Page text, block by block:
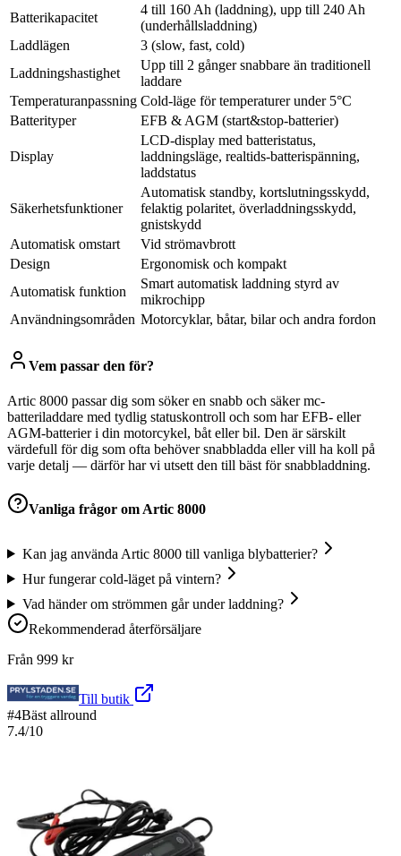
Batterikapacitet
4 till 160 Ah (laddning), upp till 240 Ah
(underhållsladdning)
Laddlägen
3 (slow, fast, cold)
Laddningshastighet
Upp till 2 gånger snabbare än traditionell
laddare
Temperaturanpassning Cold-läge för temperaturer under 5°C
Batterityper
EFB & AGM (start&stop-batterier)
Display
LCD-display med batteristatus,
laddningsläge, realtids-batterispänning,
laddstatus
Säkerhetsfunktioner
Automatisk standby, kortslutningsskydd,
felaktig polaritet, överladdningsskydd,
gnistskydd
Automatisk omstart
Vid strömavbrott
Design
Ergonomisk och kompakt
Automatisk funktion
Smart automatisk laddning styrd av
mikrochipp
Användningsområden Motorcyklar, båtar, bilar och andra fordon
Vem passar den för?
Artic 8000 passar dig som söker en snabb och säker mc-
batteriladdare med tydlig statuskontroll och som har EFB- eller
AGM-batterier i din motorcykel, båt eller bil. Den är särskilt
värdefull för dig som ofta behöver snabbladda eller vill ha koll på
varje detalj — därför har vi utsett den till bäst för snabbladdning.
Vanliga frågor omArtic 8000
Kan jag använda Artic 8000 till vanliga blybatterier?
Hur fungerar cold-läget på vintern?
Vad händer om strömmen går under laddning?
Rekommenderad återförsäljare
Från 999 kr
Till butik
#4Bäst allround
7.4/10